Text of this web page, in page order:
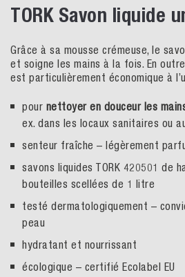
TORK Savon liquide
Grâce à sa mousse crémeuse, le
et soigne les mains à la fois. En
est particulièrement économique à
pour nettoyer en douceur les
ex. dans les locaux sanitaires ou
senteur fraîche – légèrement
savons liquides TORK 420501 de
bouteilles scellées de 1 litre
testé dermatologiquement –
peau
hydratant et nourrissant
écologique – certifié Ecolabel EU